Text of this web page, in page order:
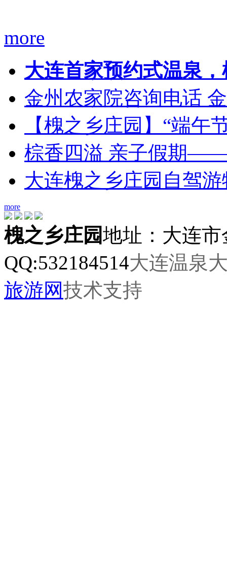
more
大连首家预约式温泉
金州农家院咨询电话
【槐之乡庄园】“端午
棕香四溢 亲子假期
大连槐之乡庄园自驾
more
槐之乡庄园地址：大连
QQ:532184514大连温泉
旅游网技术支持